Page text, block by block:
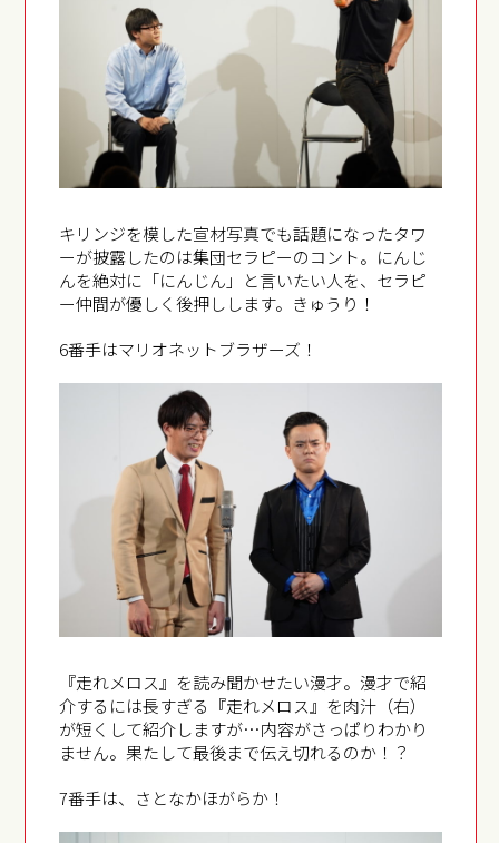
キリンジを模した宣材写真でも話題になったタワ
ーが披露したのは集団セラピーのコント。にんじ
んを絶対に「にんじん」と言いたい人を、セラピ
ー仲間が優しく後押しします。きゅうり！
6番手はマリオネットブラザーズ！
『走れメロス』を読み聞かせたい漫才。漫才で紹
介するには長すぎる『走れメロス』を肉汁（右）
が短くして紹介しますが…内容がさっぱりわかり
ません。果たして最後まで伝え切れるのか！？
7番手は、さとなかほがらか！